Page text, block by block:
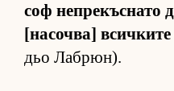
соф неп­ре­къс­нато
[на­соч­ва]
дьо Лаб­рюн).